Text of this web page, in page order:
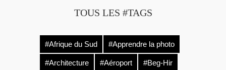
TOUS LES #TAGS
#Afrique du Sud #Apprendre la photo
#Architecture #Aéroport #Beg-Hir